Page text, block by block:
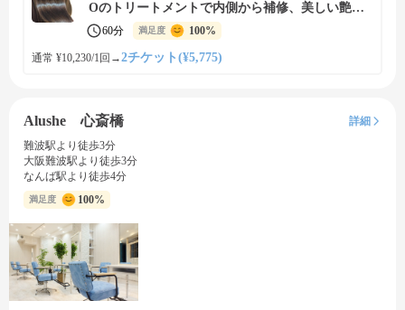
Oのトリートメントで内側から補修、美しい艶髪
に60分 満足度 100%
通常 ¥10,230/1回 →2チケット(¥5,775)
Alushe 心斎橋
詳細
難波駅より徒歩3分
大阪難波駅より徒歩3分
なんば駅より徒歩4分
満足度 100%